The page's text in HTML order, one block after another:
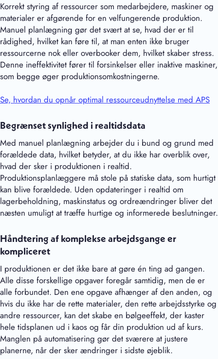
Korrekt styring af ressourcer som medarbejdere, maskiner og
materialer er afgørende for en velfungerende produktion.
Manuel planlægning gør det svært at se, hvad der er til
rådighed, hvilket kan føre til, at man enten ikke bruger
ressourcerne nok eller overbooker dem, hvilket skaber stress.
Denne ineffektivitet fører til forsinkelser eller inaktive maskiner,
som begge øger produktionsomkostningerne.
Se, hvordan du opnår optimal ressourceudnyttelse med APS
Begrænset synlighed i realtidsdata
Med manuel planlægning arbejder du i bund og grund med
forældede data, hvilket betyder, at du ikke har overblik over,
hvad der sker i produktionen i realtid.
Produktionsplanlæggere må stole på statiske data, som hurtigt
kan blive forældede. Uden opdateringer i realtid om
lagerbeholdning, maskinstatus og ordreændringer bliver det
næsten umuligt at træffe hurtige og informerede beslutninger.
Håndtering af komplekse arbejdsgange er
kompliceret
I produktionen er det ikke bare at gøre én ting ad gangen.
Alle disse forskellige opgaver foregår samtidig, men de er
alle forbundet. Den ene opgave afhænger af den anden, og
hvis du ikke har de rette materialer, den rette arbejdsstyrke og
andre ressourcer, kan det skabe en bølgeeffekt, der kaster
hele tidsplanen ud i kaos og får din produktion ud af kurs.
Manglen på automatisering gør det sværere at justere
planerne, når der sker ændringer i sidste øjeblik.